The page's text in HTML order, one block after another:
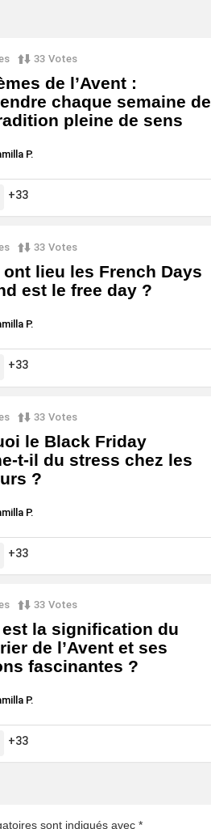
33 Votes
de l’Avent :
chaque semaine de
pleine de sens
P.
33
33 Votes
ont lieu les French Days
est le free day ?
P.
33
33 Votes
le Black Friday
t-il du stress chez les
?
P.
33
33 Votes
est la signification du
de l’Avent et ses
fascinantes ?
P.
33
sont indiqués avec *